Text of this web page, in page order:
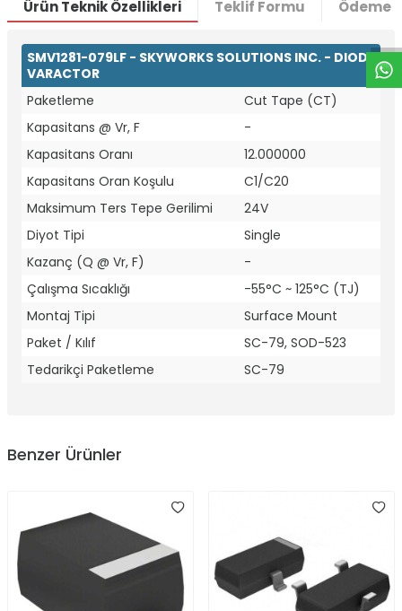
Ürün Teknik Özellikleri Teklif Formu Ödeme
SMV1281-079LF - SKYWORKS SOLUTIONS INC. - DIODE
VARACTOR
Paketleme
Cut Tape (CT)
Kapasitans @ Vr, F
-
Kapasitans Oranı
12.000000
Kapasitans Oran Koşulu
C1/C20
Maksimum Ters Tepe Gerilimi
24V
Diyot Tipi
Single
Kazanç (Q @ Vr, F)
-
Çalışma Sıcaklığı
-55°C ~ 125°C (TJ)
Montaj Tipi
Surface Mount
Paket / Kılıf
SC-79, SOD-523
Tedarikçi Paketleme
SC-79
Benzer Ürünler